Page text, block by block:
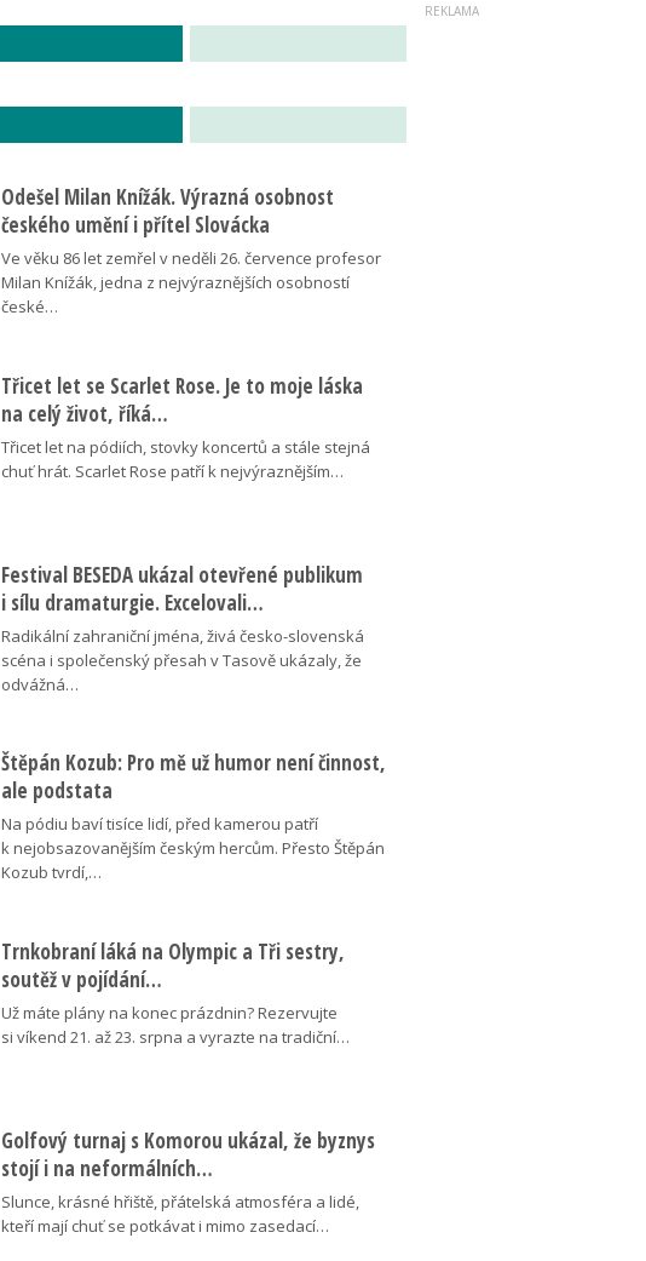
Odešel Milan Knížák. Výrazná osobnost
českého umění i přítel Slovácka
Ve věku 86 let zemřel v neděli 26. července profesor
Milan Knížák, jedna z nejvýraznějších osobností
české…
Třicet let se Scarlet Rose. Je to moje láska
na celý život, říká…
Třicet let na pódiích, stovky koncertů a stále stejná
chuť hrát. Scarlet Rose patří k nejvýraznějším…
Festival BESEDA ukázal otevřené publikum
i sílu dramaturgie. Excelovali…
Radikální zahraniční jména, živá česko-slovenská
scéna i společenský přesah v Tasově ukázaly, že
odvážná…
Štěpán Kozub: Pro mě už humor není činnost,
ale podstata
Na pódiu baví tisíce lidí, před kamerou patří
k nejobsazovanějším českým hercům. Přesto Štěpán
Kozub tvrdí,…
Trnkobraní láká na Olympic a Tři sestry,
soutěž v pojídání…
Už máte plány na konec prázdnin? Rezervujte
si víkend 21. až 23. srpna a vyrazte na tradiční…
Golfový turnaj s Komorou ukázal, že byznys
stojí i na neformálních…
Slunce, krásné hřiště, přátelská atmosféra a lidé,
kteří mají chuť se potkávat i mimo zasedací…